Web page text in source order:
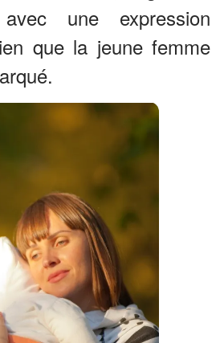
une expression
que la jeune femme